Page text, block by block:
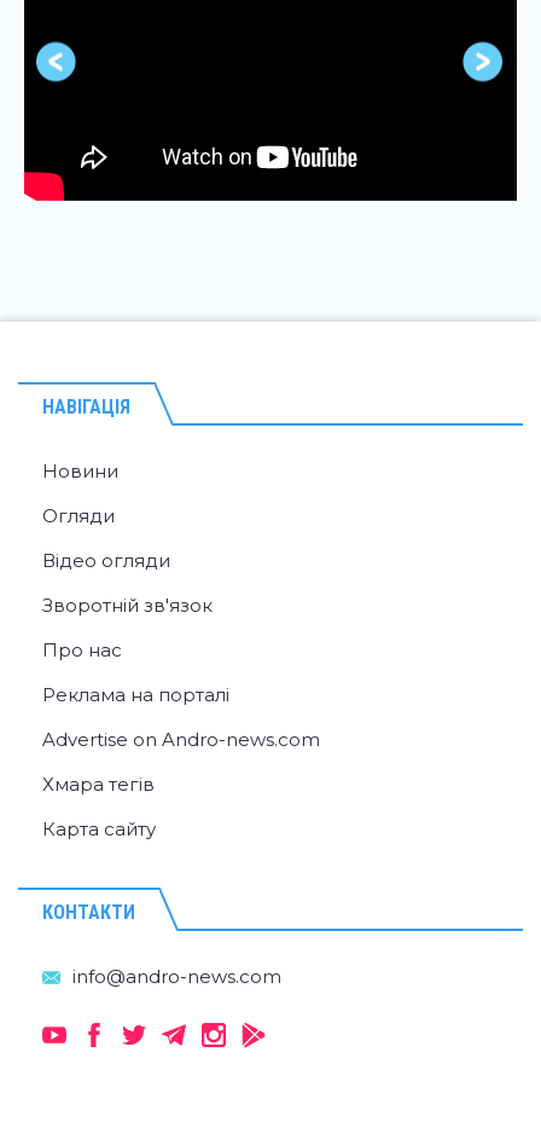
НАВІГАЦІЯ
Новини
Огляди
Відео огляди
Зворотній зв'язок
Про нас
Реклама на порталі
Advertise on Andro-news.com
Хмара тегів
Карта сайту
КОНТАКТИ